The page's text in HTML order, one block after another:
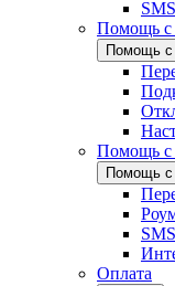
SMS
Помощь с
Помощь с
Помощь с
Помощь с
Оплата